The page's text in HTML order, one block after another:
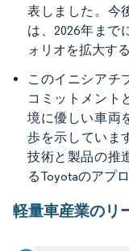
表しました。今
は、2026年まで
ォリオを拡大す
このイニシアチ
コミットメント
境に優しい車両
歩を示していま
技術と製品の推
るToyotaのアプ
軽量車産業のリ